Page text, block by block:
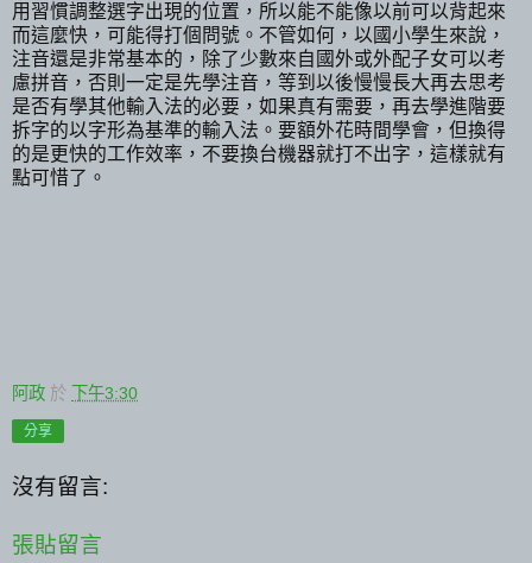
用習慣調整選字出現的位置，所以能不能像以前可以背起來
而這麼快，可能得打個問號。不管如何，以國小學生來說，
注音還是非常基本的，除了少數來自國外或外配子女可以考
慮拼音，否則一定是先學注音，等到以後慢慢長大再去思考
是否有學其他輸入法的必要，如果真有需要，再去學進階要
拆字的以字形為基準的輸入法。要額外花時間學會，但換得
的是更快的工作效率，不要換台機器就打不出字，這樣就有
點可惜了。
阿政 於 下午3:30
分享
沒有留言:
張貼留言